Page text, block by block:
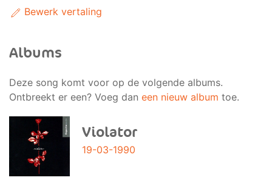
Bewerk vertaling
Albums
Deze song komt voor op de volgende albums.
Ontbreekt er een? Voeg dan een nieuw album toe.
Violator
19-03-1990